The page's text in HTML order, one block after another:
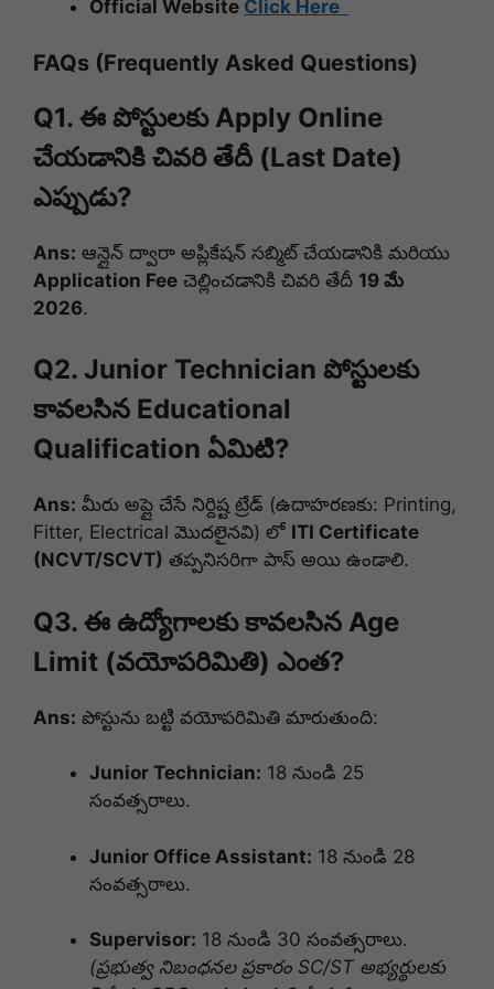
Official Website Click Here
FAQs (Frequently Asked Questions)
Q1. ఈ పోస్టులకు Apply Online
చేయడానికి చివరి తేదీ (Last Date)
ఎప్పుడు?
Ans: ఆన్లైన్ ద్వారా అప్లికేషన్ సబ్మిట్ చేయడానికి మరియు
Application Fee చెల్లించడానికి చివరి తేదీ 19 మే
2026.
Q2. Junior Technician పోస్టులకు
కావలసిన Educational
Qualification ఏమిటి?
Ans: మీరు అప్లై చేసే నిర్దిష్ట ట్రేడ్ (ఉదాహరణకు: Printing,
Fitter, Electrical మొదలైనవి) లో ITI Certificate
(NCVT/SCVT) తప్పనిసరిగా పాస్ అయి ఉండాలి.
Q3. ఈ ఉద్యోగాలకు కావలసిన Age
Limit (వయోపరిమితి) ఎంత?
Ans: పోస్టును బట్టి వయోపరిమితి మారుతుంది:
Junior Technician: 18 నుండి 25
సంవత్సరాలు.
Junior Office Assistant: 18 నుండి 28
సంవత్సరాలు.
Supervisor: 18 నుండి 30 సంవత్సరాలు.
(ప్రభుత్వ నిబంధనల ప్రకారం SC/ST అభ్యర్థులకు